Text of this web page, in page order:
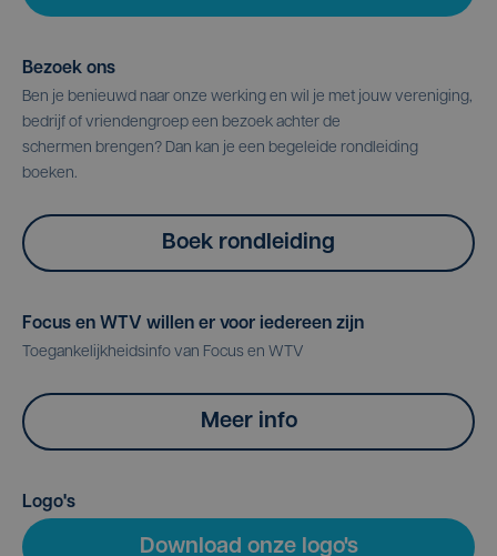
Bezoek ons
Ben je benieuwd naar onze werking en wil je met jouw vereniging,
bedrijf of vriendengroep een bezoek achter de
schermen brengen? Dan kan je een begeleide rondleiding
boeken.
Boek rondleiding
Focus en WTV willen er voor iedereen zijn
Toegankelijkheidsinfo van Focus en WTV
Meer info
Logo's
Download onze logo's